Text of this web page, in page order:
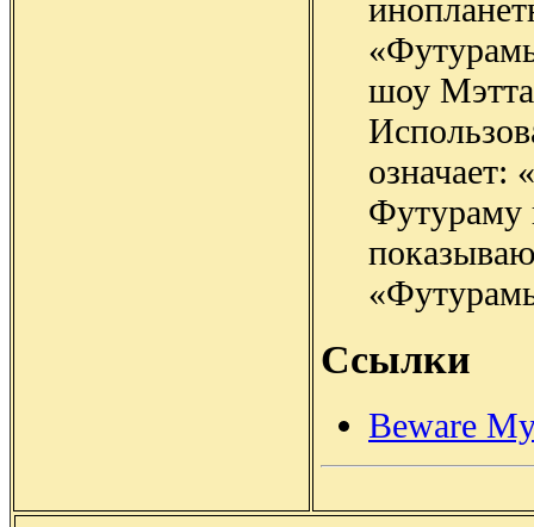
шоу
означает:
Футураму
Ссылки
Beware